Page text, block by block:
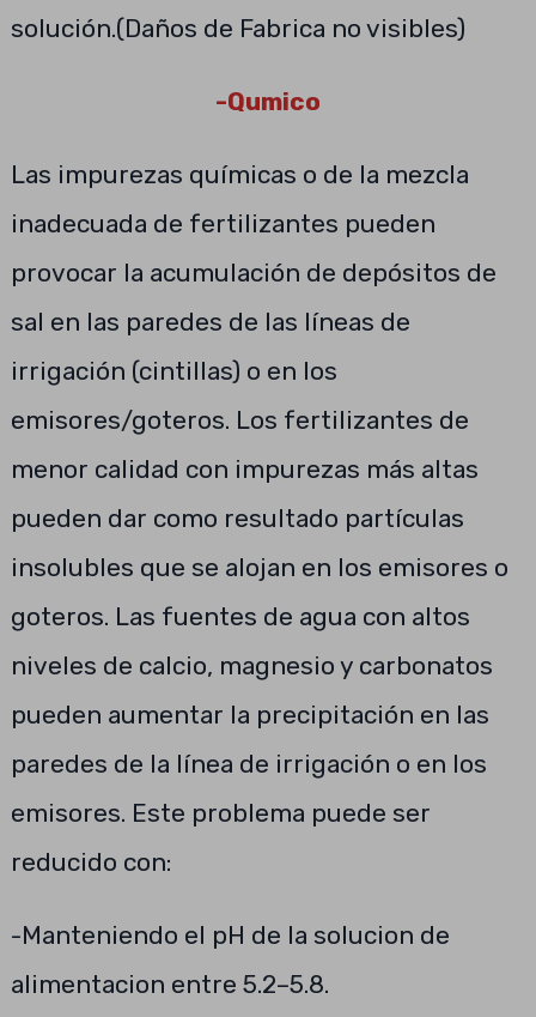
solución.(Daños de Fabrica no visibles)
-Qumico
Las impurezas químicas o de la mezcla
inadecuada de fertilizantes pueden
provocar la acumulación de depósitos de
sal en las paredes de las líneas de
irrigación (cintillas) o en los
emisores/goteros. Los fertilizantes de
menor calidad con impurezas más altas
pueden dar como resultado partículas
insolubles que se alojan en los emisores o
goteros. Las fuentes de agua con altos
niveles de calcio, magnesio y carbonatos
pueden aumentar la precipitación en las
paredes de la línea de irrigación o en los
emisores. Este problema puede ser
reducido con:
-Manteniendo el pH de la solucion de
alimentacion entre 5.2–5.8.